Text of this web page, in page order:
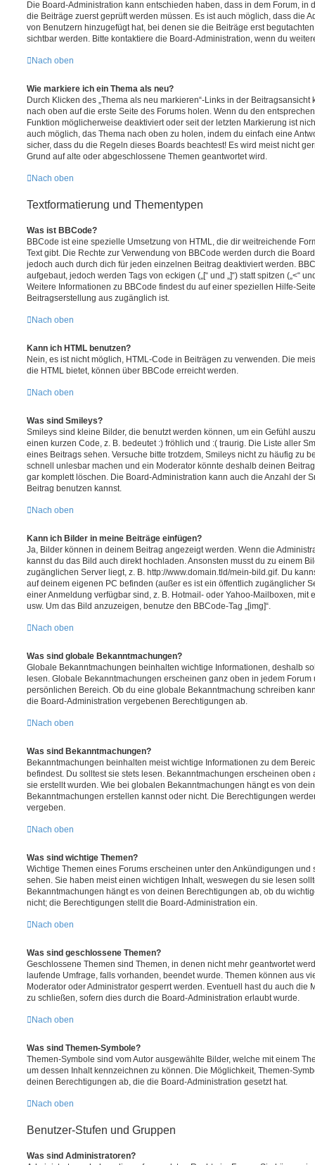
Die Board-Administration kann entschieden haben, dass in dem Forum, in
die Beiträge zuerst geprüft werden müssen. Es ist auch möglich, dass die
von Benutzern hinzugefügt hat, bei denen sie die Beiträge erst
sichtbar werden. Bitte kontaktiere die Board-Administration, wenn du
Nach oben
Wie markiere ich ein Thema als neu?
Durch Klicken des „Thema als neu markieren“-Links in der
nach oben auf die erste Seite des Forums holen. Wenn du den
Funktion möglicherweise deaktiviert oder seit der letzten Markierung ist
auch möglich, das Thema nach oben zu holen, indem du einfach eine
sicher, dass du die Regeln dieses Boards beachtest! Es wird meist nicht
Grund auf alte oder abgeschlossene Themen geantwortet wird.
Nach oben
Textformatierung und Thementypen
Was ist BBCode?
BBCode ist eine spezielle Umsetzung von HTML, die dir weitreichende
Text gibt. Die Rechte zur Verwendung von BBCode werden durch die
jedoch auch durch dich für jeden einzelnen Beitrag deaktiviert werden.
aufgebaut, jedoch werden Tags von eckigen („[“ und „]“) statt spitzen („<“
Weitere Informationen zu BBCode findest du auf einer speziellen Hilfe-
Beitragserstellung aus zugänglich ist.
Nach oben
Kann ich HTML benutzen?
Nein, es ist nicht möglich, HTML-Code in Beiträgen zu verwenden. Die
die HTML bietet, können über BBCode erreicht werden.
Nach oben
Was sind Smileys?
Smileys sind kleine Bilder, die benutzt werden können, um ein Gefühl
einen kurzen Code, z. B. bedeutet :) fröhlich und :( traurig. Die Liste aller
eines Beitrags sehen. Versuche bitte trotzdem, Smileys nicht zu häufig zu
schnell unlesbar machen und ein Moderator könnte deshalb deinen
gar komplett löschen. Die Board-Administration kann auch die Anzahl der
Beitrag benutzen kannst.
Nach oben
Kann ich Bilder in meine Beiträge einfügen?
Ja, Bilder können in deinem Beitrag angezeigt werden. Wenn die
kannst du das Bild auch direkt hochladen. Ansonsten musst du zu einem
zugänglichen Server liegt, z. B. http://www.domain.tld/mein-bild.gif. Du
auf deinem eigenen PC befinden (außer es ist ein öffentlich zugänglicher
einer Anmeldung verfügbar sind, z. B. Hotmail- oder Yahoo-Mailboxen, mit
usw. Um das Bild anzuzeigen, benutze den BBCode-Tag „[img]“.
Nach oben
Was sind globale Bekanntmachungen?
Globale Bekanntmachungen beinhalten wichtige Informationen, deshalb
lesen. Globale Bekanntmachungen erscheinen ganz oben in jedem
persönlichen Bereich. Ob du eine globale Bekanntmachung schreiben
die Board-Administration vergebenen Berechtigungen ab.
Nach oben
Was sind Bekanntmachungen?
Bekanntmachungen beinhalten meist wichtige Informationen zu dem
befindest. Du solltest sie stets lesen. Bekanntmachungen erscheinen oben
sie erstellt wurden. Wie bei globalen Bekanntmachungen hängt es von
Bekanntmachungen erstellen kannst oder nicht. Die Berechtigungen
vergeben.
Nach oben
Was sind wichtige Themen?
Wichtige Themen eines Forums erscheinen unter den Ankündigungen und
sehen. Sie haben meist einen wichtigen Inhalt, weswegen du sie lesen
Bekanntmachungen hängt es von deinen Berechtigungen ab, ob du
nicht; die Berechtigungen stellt die Board-Administration ein.
Nach oben
Was sind geschlossene Themen?
Geschlossene Themen sind Themen, in denen nicht mehr geantwortet
laufende Umfrage, falls vorhanden, beendet wurde. Themen können aus
Moderator oder Administrator gesperrt werden. Eventuell hast du auch die
zu schließen, sofern dies durch die Board-Administration erlaubt wurde.
Nach oben
Was sind Themen-Symbole?
Themen-Symbole sind vom Autor ausgewählte Bilder, welche mit einem
um dessen Inhalt kennzeichnen zu können. Die Möglichkeit, Themen-
deinen Berechtigungen ab, die die Board-Administration gesetzt hat.
Nach oben
Benutzer-Stufen und Gruppen
Was sind Administratoren?